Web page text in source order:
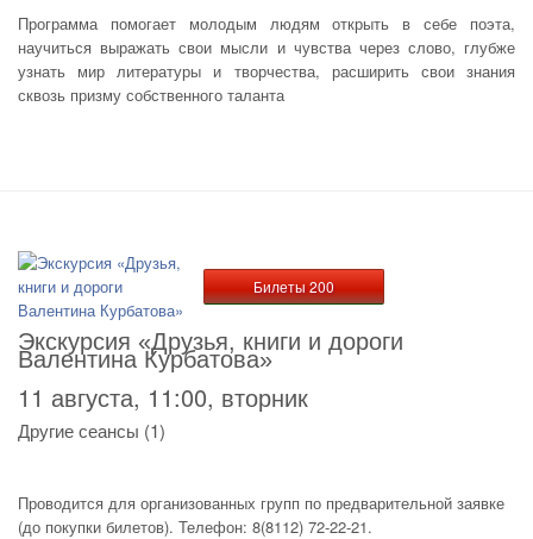
Программа помогает молодым людям открыть в себе поэта,
научиться выражать свои мысли и чувства через слово, глубже
узнать мир литературы и творчества, расширить свои знания
сквозь призму собственного таланта
Билеты 200
Экскурсия «Друзья, книги и дороги
Валентина Курбатова»
11 августа, 11:00, вторник
Другие сеансы (1)
Проводится для организованных групп по предварительной заявке
(до покупки билетов). Телефон: 8(8112) 72-22-21.